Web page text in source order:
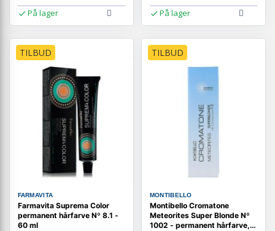
På lager På lager
TILBUD
FARMAVITA
Farmavita Suprema Color
permanent hårfarve Nº 8.1 -
60 ml
TILBUD
MONTIBELLO
Montibello Cromatone
Meteorites Super Blonde Nº
1002 - permanent hårfarve,